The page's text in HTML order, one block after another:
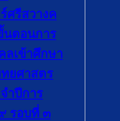
ศรีสวางค
นตอนการ
ลเข้าศึกษา
ยศาสตร
ำปีการ
รอบที่ ๓